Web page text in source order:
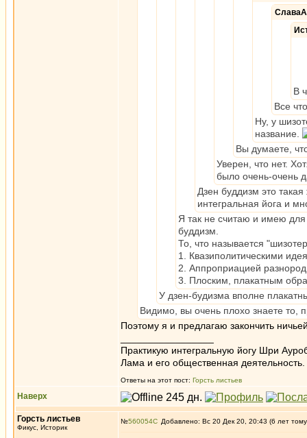
В
Все
Ну, у
название.
Вы думаете,
Уверен, что нет.
было очень-очень
Дзен буддизм это
интегральная йога и
Я так не считаю и имею
буддизм.
То, что называется
1. Квазиполитическими
2. Аппроприацией
3. Плоским, плакатным
У дзен-будизма вполне
Видимо, вы очень плохо знаете то,
Поэтому я и предлагаю закончить
Практикую интегральную йогу Шри
Лама и его общественная деятельность.
Ответы на этот пост: Горсть листьев
Наверх
Горсть листьев
Фикус, Историк
№560054 Добавлено: Вс 20 Дек 20, 20:43 (6 лет